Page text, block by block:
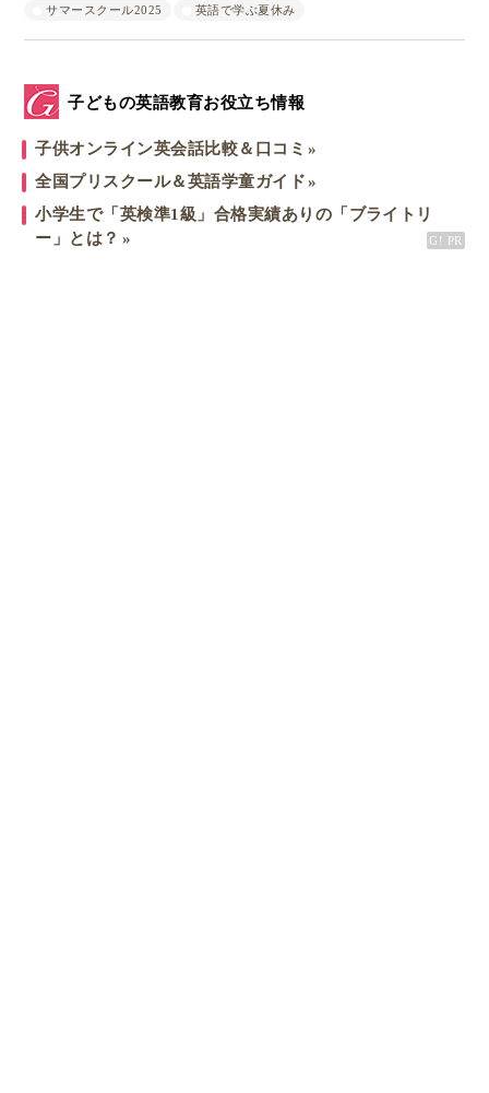
サマースクール2025 英語で学ぶ夏休み
子どもの英語教育お役立ち情報
子供オンライン英会話比較＆口コミ
全国プリスクール＆英語学童ガイド
小学生で「英検準1級」合格実績ありの「ブライトリ
ー」とは？